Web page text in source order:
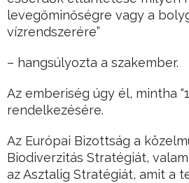
levegőminőségre vagy a
vízrendszerére”
– hangsúlyozta a szakember.
Az emberiség úgy él, mintha
rendelkezésére.
Az Európai Bizottság a
Biodiverzitás Stratégiát,
az Asztalig Stratégiát, amit a